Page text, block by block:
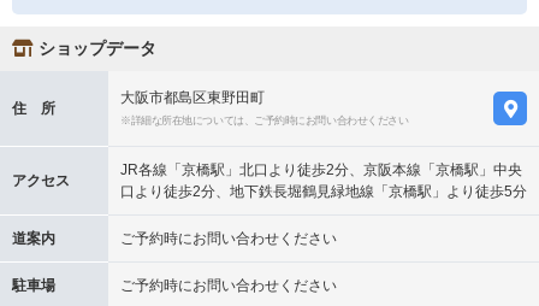
ショップデータ
住 所
大阪市都島区東野田町
※詳細な所在地については、ご予約時にお問い合わせください
アクセス
JR各線「京橋駅」北口より徒歩2分、京阪本線「京橋駅」中央
口より徒歩2分、地下鉄長堀鶴見緑地線「京橋駅」より徒歩5分
道案内 ご予約時にお問い合わせください
駐車場 ご予約時にお問い合わせください